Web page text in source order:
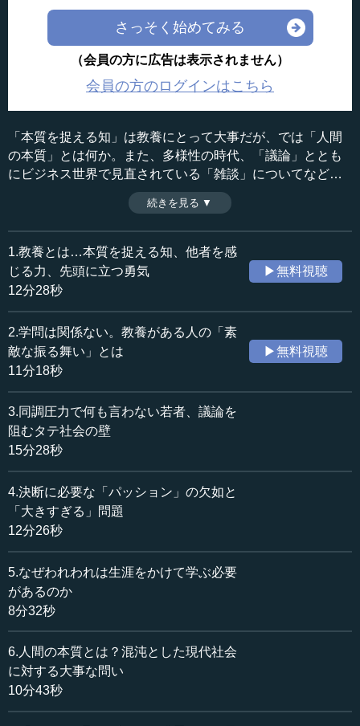
さっそく始めてみる
（会員の方に広告は表示されません）
会員の方のログインはこちら
「本質を捉える知」は教養にとって大事だが、では「人間
の本質」とは何か。また、多様性の時代、「議論」ととも
にビジネス世界で見直されている「雑談」についてなど、
ウェビナー参加者からの質疑応答編第1弾。（全8話中第6
話：2022年6月29日開催ウェビナー〈現代人に必要な「教
養」とは？〉より）
※インタビュアー：川上達史（テンミニッツTV編集長）
収録日：2022年6月29日
追加日：2022年11月4日
カテゴリー：
哲学・思想
≪全文≫
●「議論と雑談」の両方を大事にする
いただいていた皆さまからいろいろ質問をお寄せいただい
ています。なるべく多く質問を選びたいと思うので、少し
手短にお答えいただければと思います。まず最初の質問で
す。
「多様性が重んじられた議論やビジネスの世界で見直さ
れている雑談が大切ということでしょうか」
多様性の時代ということなので、先ほど議論のお話もあ
りましたが、今後のことを考えると「議論の他にも雑談的
なもの──先ほどのティーパーティーのような話になるのか
か。
長谷川 「議論と雑談」は意義が違うと思いますが、両方
大事です。議論については、ダイバーシティを本当に突き
続きを見る ▼
1.教養とは…本質を捉える知、他者を感
じる力、先頭に立つ勇気
12分28秒
▶無料視聴
2.学問は関係ない。教養がある人の「素
敵な振る舞い」とは
11分18秒
▶無料視聴
3.同調圧力で何も言わない若者、議論を
阻むタテ社会の壁
15分28秒
4.決断に必要な「パッション」の欠如と
「大きすぎる」問題
12分26秒
5.なぜわれわれは生涯をかけて学ぶ必要
があるのか
8分32秒
6.人間の本質とは？混沌とした現代社会
に対する大事な問い
10分43秒